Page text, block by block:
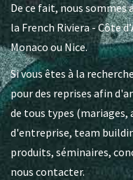
De ce fait, nous sommes
la French Riviera - Côte
Monaco ou Nice.
Si vous êtes à la
pour des reprises afin
de tous types (mariages,
d'entreprise, team
produits, séminaires,
nous contacter.